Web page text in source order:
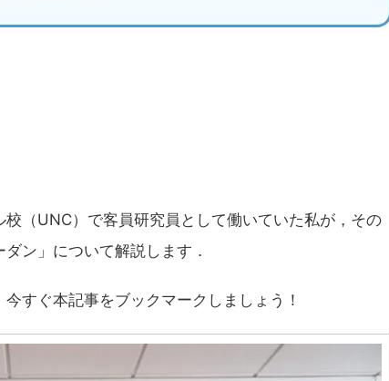
（UNC）で客員研究員として働いていた私が，その
ン」について解説します．
すぐ本記事をブックマークしましょう！